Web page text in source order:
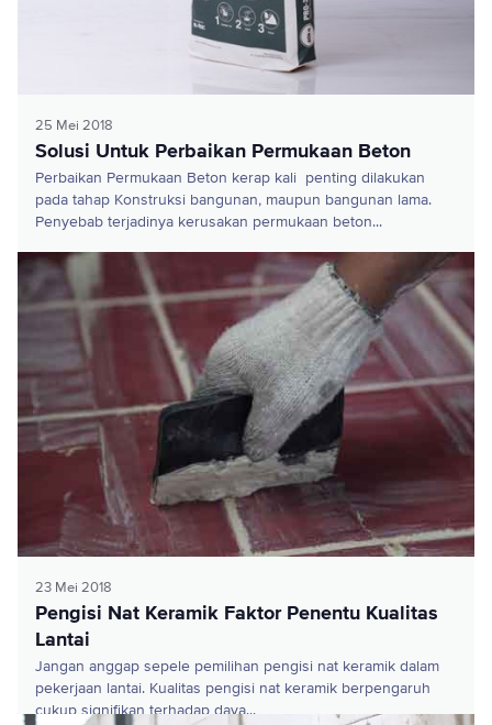
25 Mei 2018
Solusi Untuk Perbaikan Permukaan Beton
Perbaikan Permukaan Beton kerap kali penting dilakukan
pada tahap Konstruksi bangunan, maupun bangunan lama.
Penyebab terjadinya kerusakan permukaan beton...
23 Mei 2018
Pengisi Nat Keramik Faktor Penentu Kualitas
Lantai
Jangan anggap sepele pemilihan pengisi nat keramik dalam
pekerjaan lantai. Kualitas pengisi nat keramik berpengaruh
cukup signifikan terhadap daya...